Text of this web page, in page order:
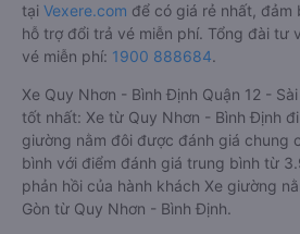
tại Vexere.com để có giá rẻ nhất, đảm
hỗ trợ đổi trả vé miễn phí. Tổng đài tư
vé miễn phí: 1900 888684.
Xe Quy Nhơn - Bình Định Quận 12 -
tốt nhất: Xe từ Quy Nhơn - Bình Định đi
giường nằm đôi được đánh giá chung
bình với điểm đánh giá trung bình từ
phản hồi của hành khách Xe giường
Gòn từ Quy Nhơn - Bình Định.